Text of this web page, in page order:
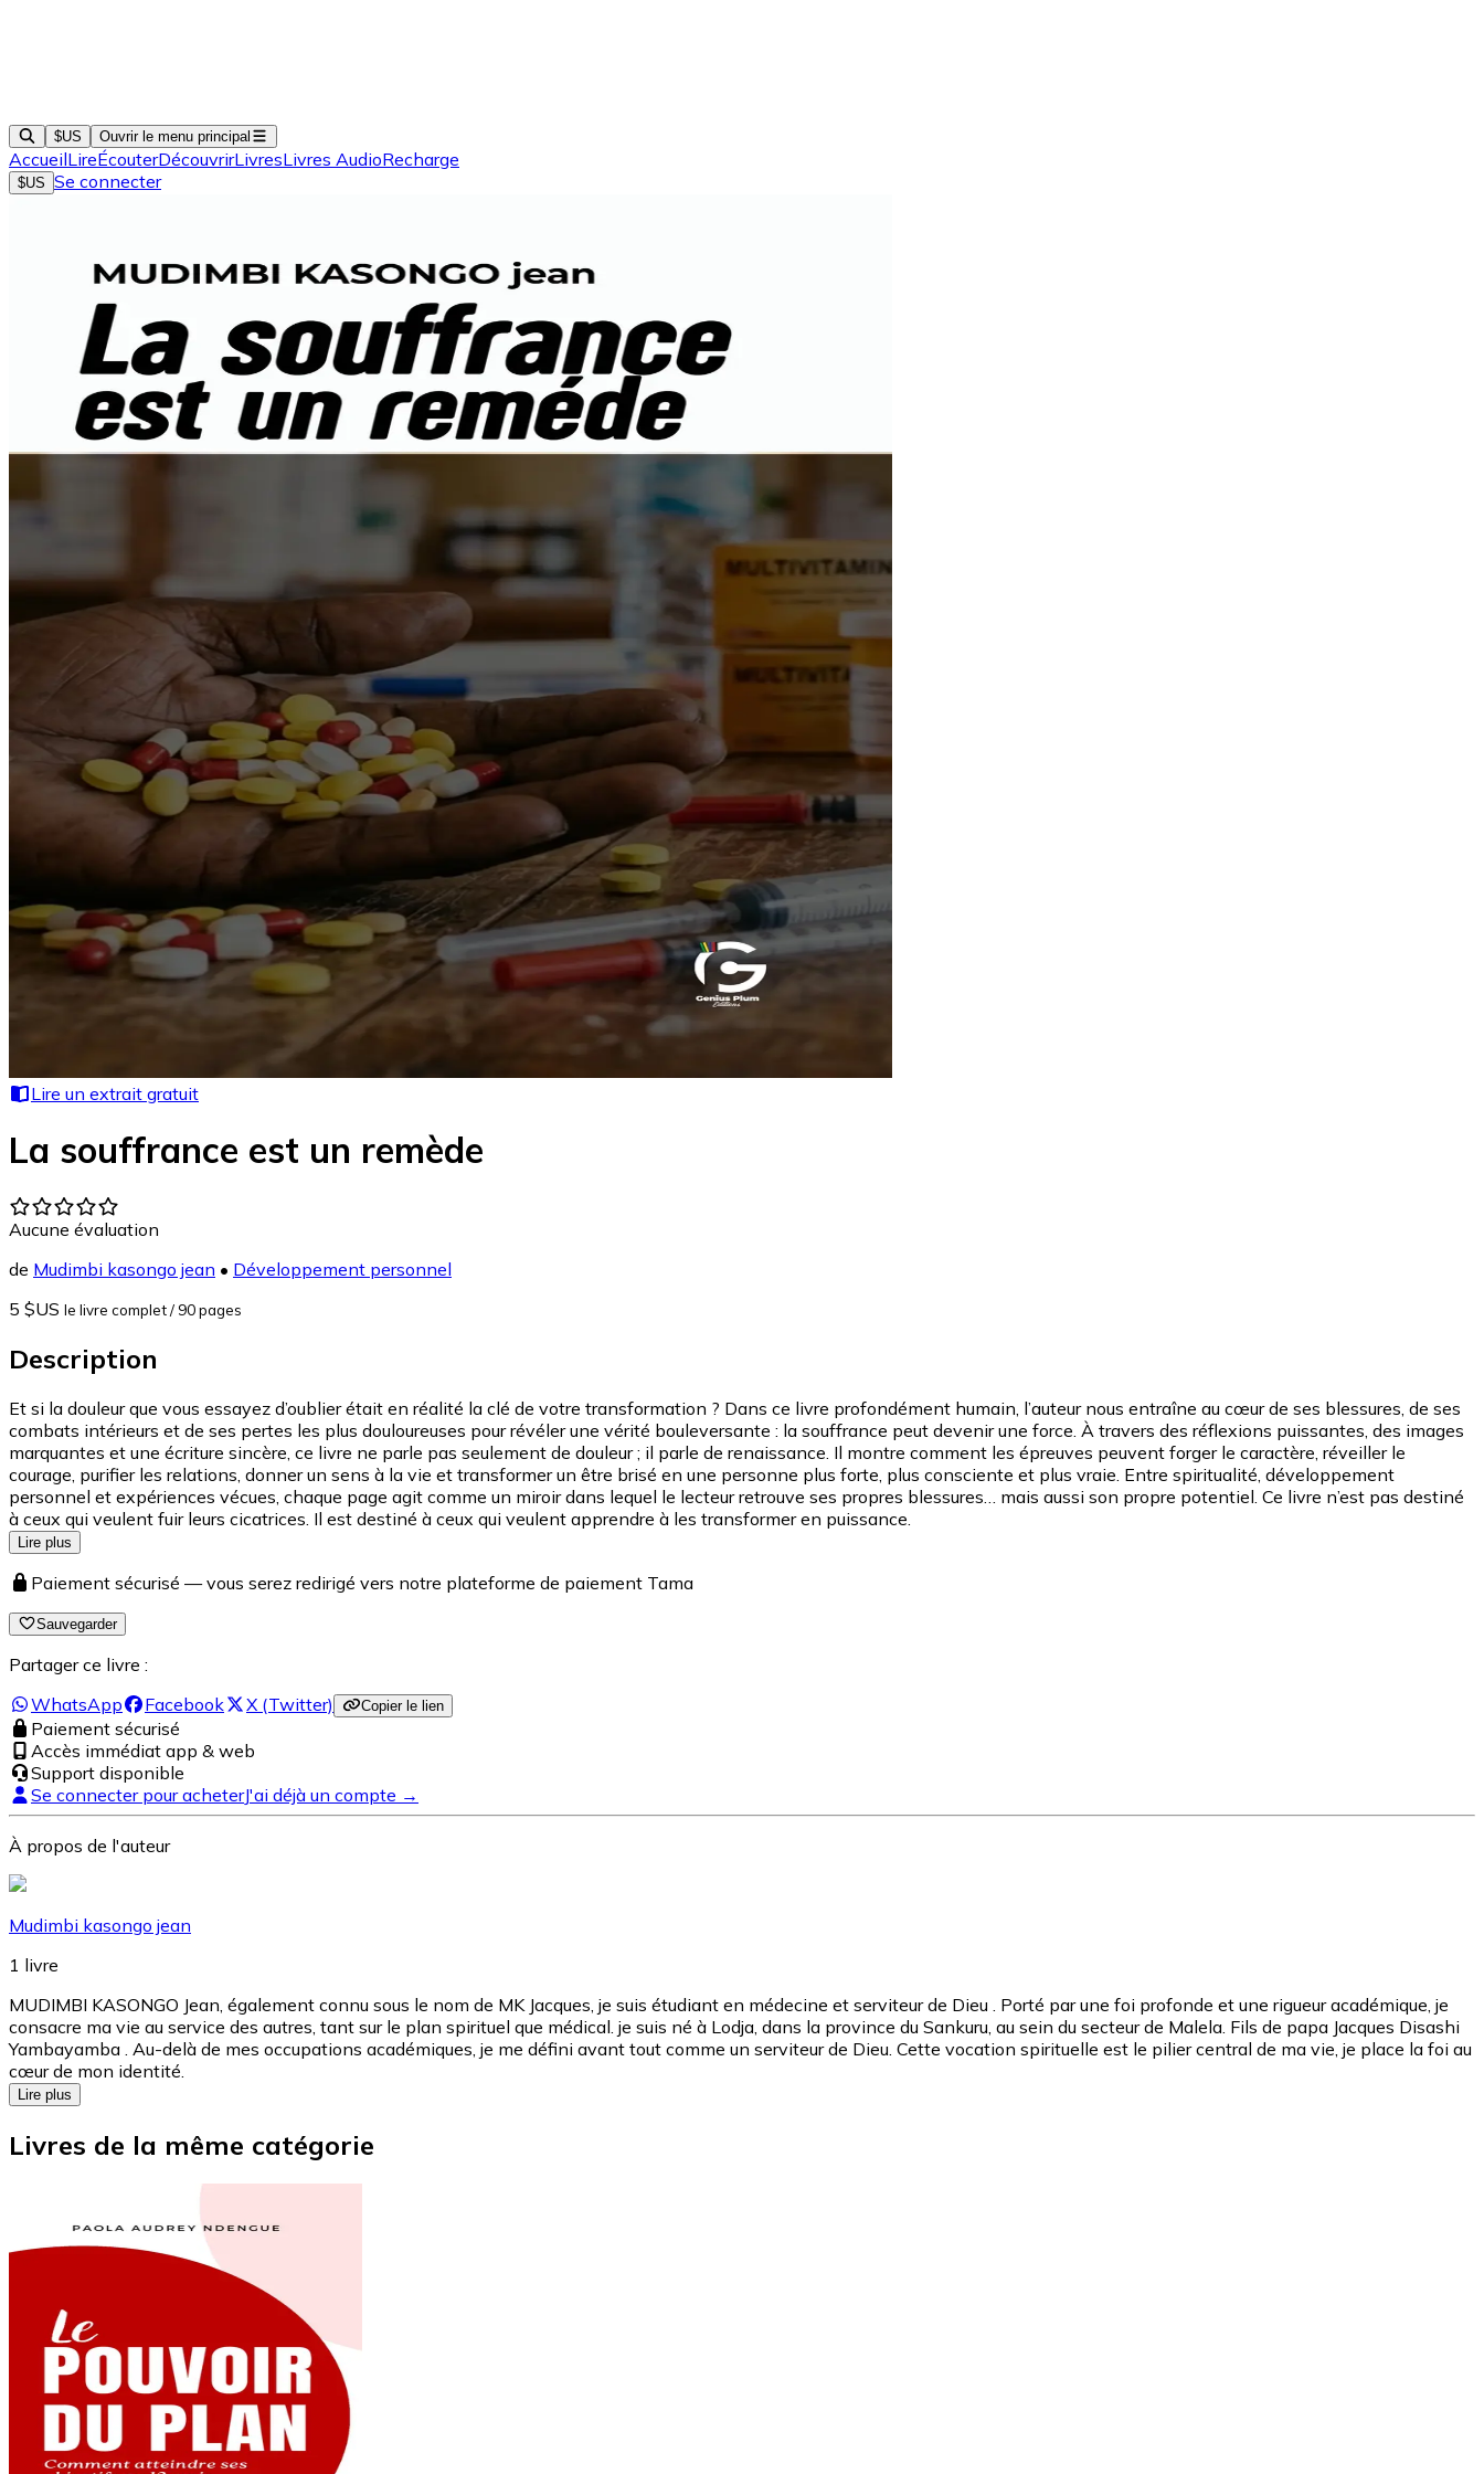
$US Ouvrir le menu principal
AccueilLireÉcouterDécouvrirLivresLivres AudioRecharge
$US Se connecter
Lire un extrait gratuit
La souffrance est un remède
Aucune évaluation
de Mudimbi kasongo jean • Développement personnel
5 $US le livre complet/ 90 pages
Description
Et si la douleur que vous essayez d’oublier était en réalité la clé de votre transformation ? Dans ce livre profondément humain, l’auteur nous entraîne au cœur de ses blessures, de ses
combats intérieurs et de ses pertes les plus douloureuses pour révéler une vérité bouleversante : la souffrance peut devenir une force. À travers des réflexions puissantes, des images
marquantes et une écriture sincère, ce livre ne parle pas seulement de douleur ; il parle de renaissance. Il montre comment les épreuves peuvent forger le caractère, réveiller le
courage, purifier les relations, donner un sens à la vie et transformer un être brisé en une personne plus forte, plus consciente et plus vraie. Entre spiritualité, développement
personnel et expériences vécues, chaque page agit comme un miroir dans lequel le lecteur retrouve ses propres blessures… mais aussi son propre potentiel. Ce livre n’est pas destiné
à ceux qui veulent fuir leurs cicatrices. Il est destiné à ceux qui veulent apprendre à les transformer en puissance.
Lire plus
Paiement sécurisé — vous serez redirigé vers notre plateforme de paiement Tama
Sauvegarder
Partager ce livre :
WhatsApp
Facebook X (Twitter) Copier le lien
Paiement sécurisé
Accès immédiat app & web
Support disponible
Se connecter pour acheterJ'ai déjà un compte →
À propos de l'auteur
Mudimbi kasongo jean
1 livre
MUDIMBI KASONGO Jean, également connu sous le nom de MK Jacques, je suis étudiant en médecine et serviteur de Dieu . Porté par une foi profonde et une rigueur académique, je
consacre ma vie au service des autres, tant sur le plan spirituel que médical. ‎je suis né à Lodja, dans la province du Sankuru, au sein du secteur de Malela. Fils de papa Jacques Disashi
Yambayamba . ‎Au-delà de mes occupations académiques, je me défini avant tout comme un serviteur de Dieu. Cette vocation spirituelle est le pilier central de ma vie, je place la foi au
cœur de mon identité.
Lire plus
Livres de la même catégorie